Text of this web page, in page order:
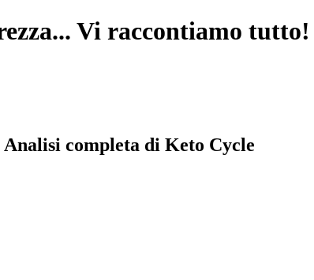
Vi raccontiamo tutto!
Analisi completa di Keto Cycle